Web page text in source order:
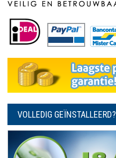
VOLLEDIG GEÏNSTALLEERD?